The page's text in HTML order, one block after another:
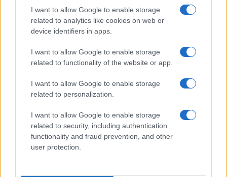
I want to allow Google to enable storage
related to analytics like cookies on web or
device identifiers in apps.
I want to allow Google to enable storage
related to functionality of the website or app.
I want to allow Google to enable storage
related to personalization.
I want to allow Google to enable storage
related to security, including authentication
functionality and fraud prevention, and other
user protection.
divulga consigli su cura, salute e convivenza
con cani, gatti e altri animali, basandosi su
fonti veterinarie.